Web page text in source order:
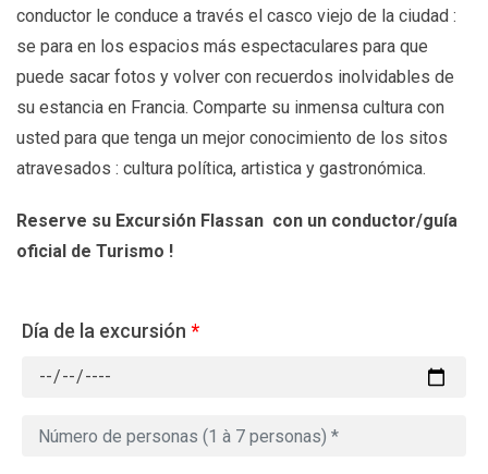
conductor le conduce a través el casco viejo de la ciudad :
se para en los espacios más espectaculares para que
puede sacar fotos y volver con recuerdos inolvidables de
su estancia en Francia. Comparte su inmensa cultura con
usted para que tenga un mejor conocimiento de los sitos
atravesados : cultura política, artistica y gastronómica.
Reserve su Excursión Flassan con un conductor/guía
oficial de Turismo !
Día de la excursión *